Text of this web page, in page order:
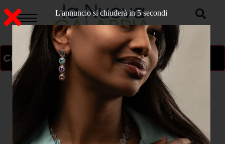
ON AIR
L'annuncio si chiuderà in 4 secondi